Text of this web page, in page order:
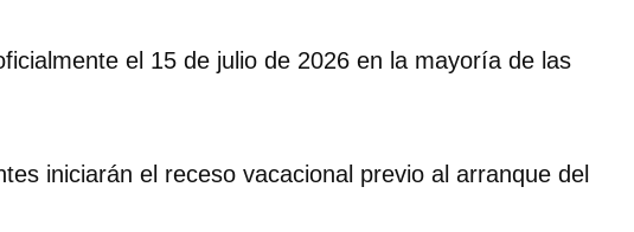
el 15 de julio de 2026 en la mayoría de las
iniciarán el receso vacacional previo al arranque del